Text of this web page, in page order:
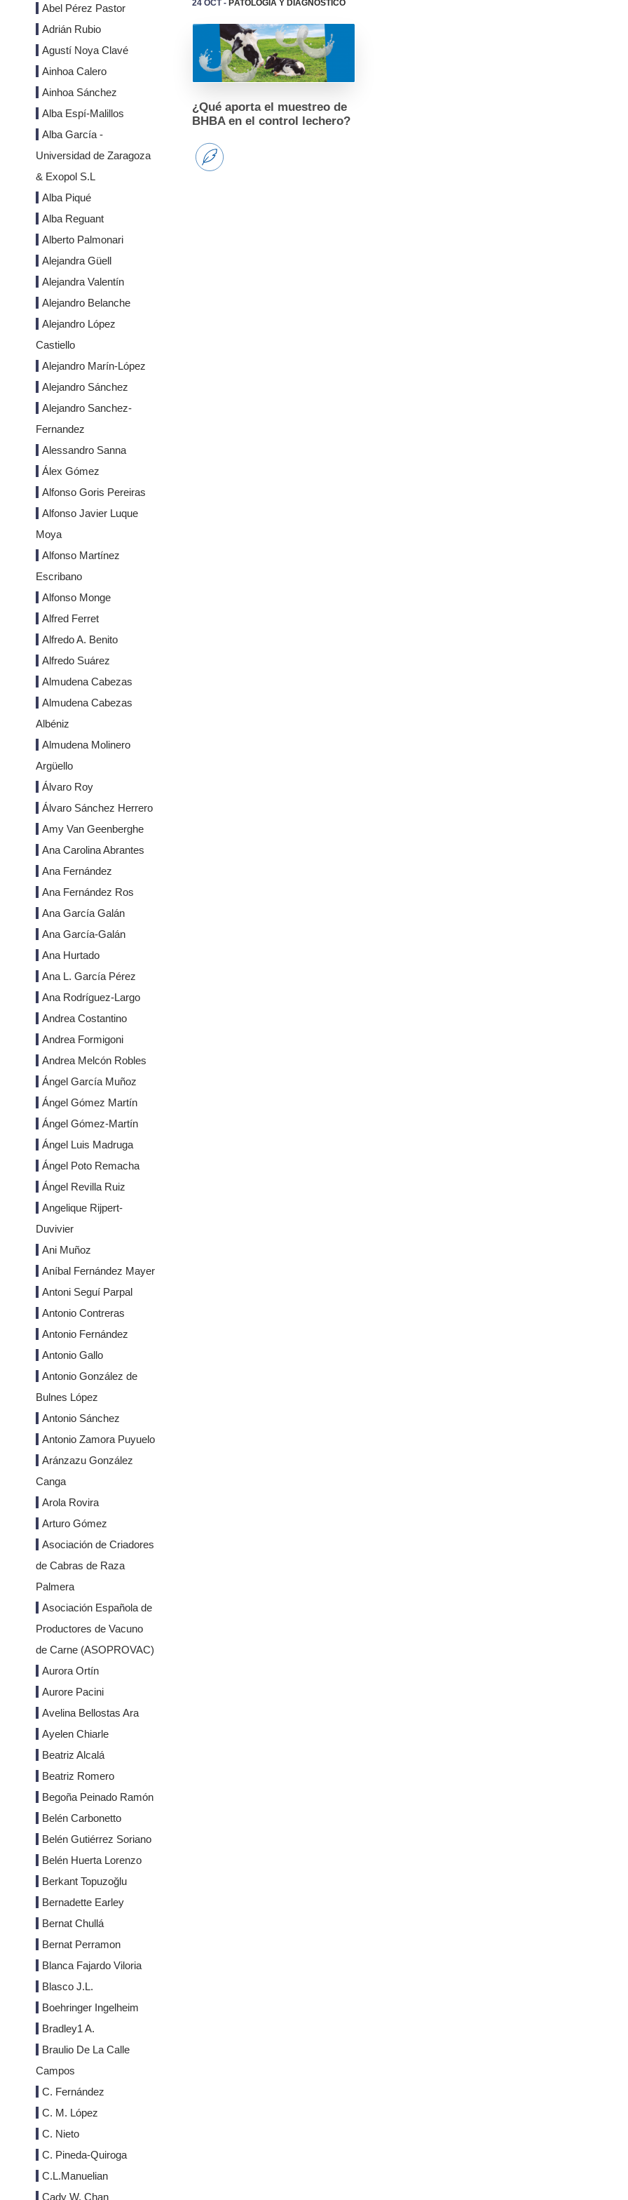
Reproducción y
Sanidad
Eventos
Legislación
Sostenibilidad
Instalaciones
Bioseguridad
Patología
Publicidad y
colaboraciones
Contactar con
Abel Pérez Pastor
Adrián Rubio
Agustí Noya Clavé
Ainhoa Calero
Ainhoa Sánchez
Alba Espí-Malillos
Alba García -
Universidad de Zaragoza
& Exopol S.L
Alba Piqué
Alba Reguant
Alberto Palmonari
Alejandra Güell
Alejandra Valentín
Alejandro Belanche
Alejandro López
Castiello
Alejandro Marín-López
Alejandro Sánchez
Alejandro Sanchez-
Fernandez
Alessandro Sanna
Álex Gómez
Alfonso Goris Pereiras
Alfonso Javier Luque
Moya
Alfonso Martínez
Escribano
Alfonso Monge
Alfred Ferret
Alfredo A. Benito
Alfredo Suárez
Almudena Cabezas
Almudena Cabezas
Albéniz
Almudena Molinero
Argüello
Álvaro Roy
Álvaro Sánchez Herrero
Amy Van Geenberghe
Ana Carolina Abrantes
Ana Fernández
Ana Fernández Ros
Ana García Galán
Ana García-Galán
Ana Hurtado
Ana L. García Pérez
Ana Rodríguez-Largo
Andrea Costantino
Andrea Formigoni
Andrea Melcón Robles
Ángel García Muñoz
Ángel Gómez Martín
Ángel Gómez-Martín
Ángel Luis Madruga
Ángel Poto Remacha
Ángel Revilla Ruiz
Angelique Rijpert-
Duvivier
Ani Muñoz
Aníbal Fernández Mayer
Antoni Seguí Parpal
Antonio Contreras
Antonio Fernández
Antonio Gallo
Antonio González de
Bulnes López
Antonio Sánchez
Antonio Zamora Puyuelo
Aránzazu González
Canga
Arola Rovira
Arturo Gómez
Asociación de Criadores
de Cabras de Raza
Palmera
Asociación Española de
Productores de Vacuno
de Carne (ASOPROVAC)
Aurora Ortín
Aurore Pacini
Avelina Bellostas Ara
Ayelen Chiarle
Beatriz Alcalá
Beatriz Romero
Begoña Peinado Ramón
Belén Carbonetto
Belén Gutiérrez Soriano
Belén Huerta Lorenzo
Berkant Topuzoğlu
Bernadette Earley
Bernat Chullá
Bernat Perramon
Blanca Fajardo Viloria
Blasco J.L.
Boehringer Ingelheim
Bradley1 A.
Braulio De La Calle
Campos
C. Fernández
C. M. López
C. Nieto
C. Pineda-Quiroga
C.L.Manuelian
Cady W. Chan
¿Qué aporta el muestreo de
BHBA en el control lechero?